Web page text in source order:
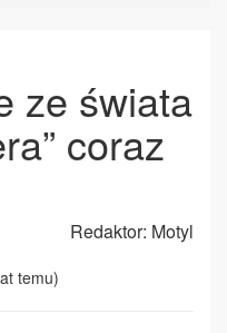
ze świata
coraz
Redaktor: Motyl
temu)